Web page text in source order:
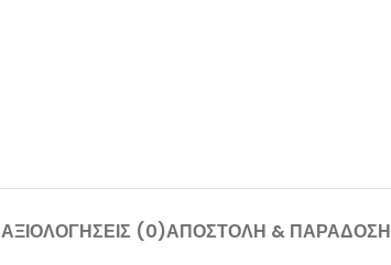
ΑΞΙΟΛΟΓΉΣΕΙΣ (0)ΑΠΟΣΤΟΛΉ & ΠΑΡΆΔΟΣΗ